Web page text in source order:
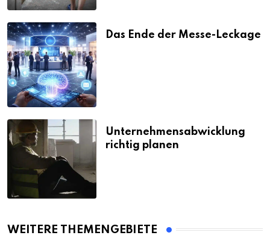
Das Ende der Messe-Leckage
Unternehmensabwicklung
richtig planen
WEITERE THEMENGEBIETE